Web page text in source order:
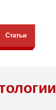
Статьи